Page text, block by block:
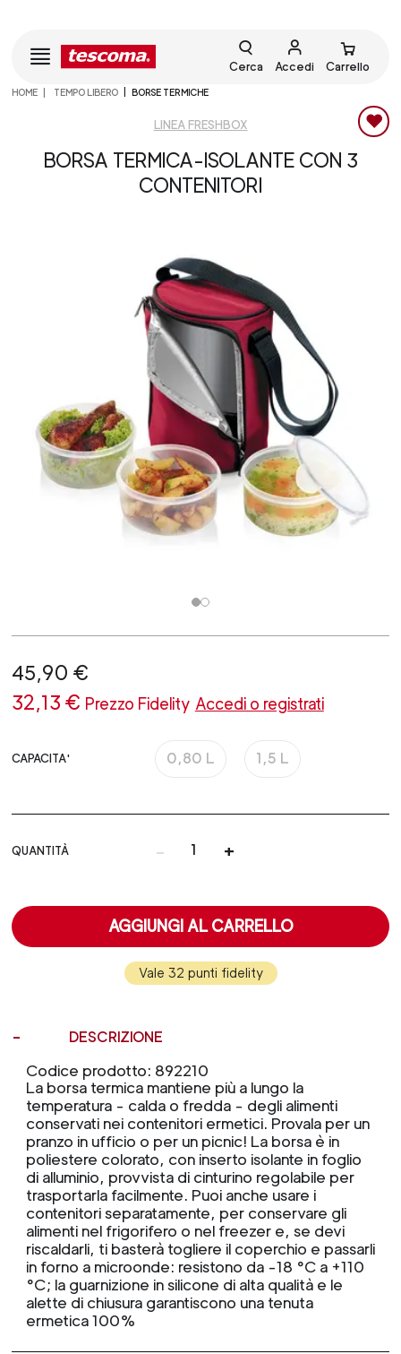
Cerca Accedi Carrello
HOME TEMPO LIBERO BORSE TERMICHE
LINEA FRESHBOX
BORSA TERMICA-ISOLANTE CON 3
CONTENITORI
45,90 €
32,13 € Prezzo Fidelity Accedi o registrati
CAPACITA' 0,80 L 1,5 L
QUANTITÀ - +
AGGIUNGI AL CARRELLO
Vale 32 punti fidelity
DESCRIZIONE
Codice prodotto: 892210
La borsa termica mantiene più a lungo la
temperatura - calda o fredda - degli alimenti
conservati nei contenitori ermetici. Provala per un
pranzo in ufficio o per un picnic! La borsa è in
poliestere colorato, con inserto isolante in foglio
di alluminio, provvista di cinturino regolabile per
trasportarla facilmente. Puoi anche usare i
contenitori separatamente, per conservare gli
alimenti nel frigorifero o nel freezer e, se devi
riscaldarli, ti basterà togliere il coperchio e passarli
in forno a microonde: resistono da -18 °C a +110
°C; la guarnizione in silicone di alta qualità e le
alette di chiusura garantiscono una tenuta
ermetica 100%